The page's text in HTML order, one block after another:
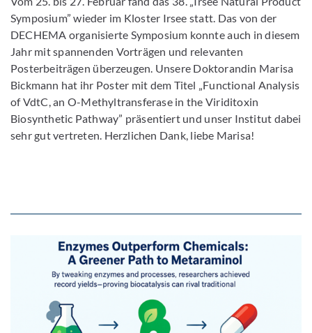
Symposium” wieder im Kloster Irsee statt. Das von der
DECHEMA organisierte Symposium konnte auch in diesem
Jahr mit spannenden Vorträgen und relevanten
Posterbeiträgen überzeugen. Unsere Doktorandin Marisa
Bickmann hat ihr Poster mit dem Titel „Functional Analysis
of VdtC, an O-Methyltransferase in the Viriditoxin
Biosynthetic Pathway” präsentiert und unser Institut dabei
sehr gut vertreten. Herzlichen Dank, liebe Marisa!